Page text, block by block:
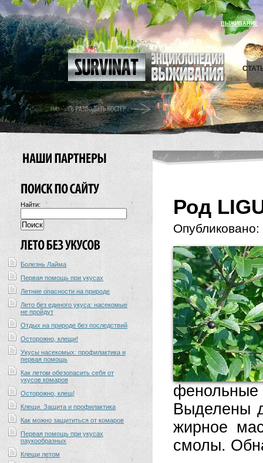
ВЫЖИВАНИЕ
Найти:
Болезнь Лайма
Первая помощь при укусах
Летние опасности на природе
Лето без единого укуса: насекомые
не пройдут
Отдых на природе без последствий
Осторожно, клещи!
Укусы насекомых: профилактика и
первая помощь
Как летом обезопасить себя от
укусов комаров
Осторожно, клещ!
Клещи. Защита и профилактика
Как можно защититься от комаров
Первая помощь при укусах
паукообразных
Клещи летом
Род
Опубликовано:
Выделены
жирное
смолы.